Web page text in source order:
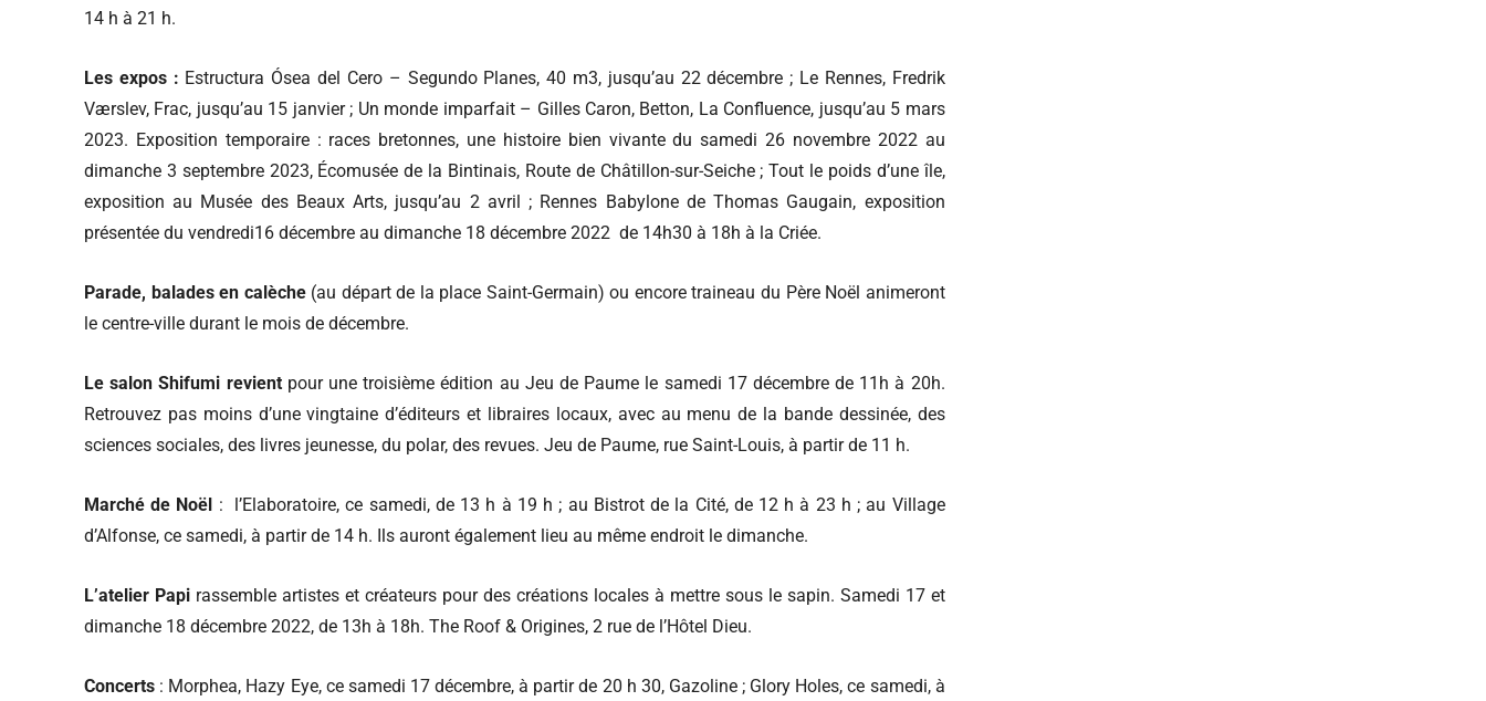
14 h à 21 h.
Les expos : Estructura Ósea del Cero – Segundo Planes, 40 m3, jusqu’au 22 décembre ; Le Rennes, Fredrik
Værslev, Frac, jusqu’au 15 janvier ; Un monde imparfait – Gilles Caron, Betton, La Confluence, jusqu’au 5 mars
2023. Exposition temporaire : races bretonnes, une histoire bien vivante du samedi 26 novembre 2022 au
dimanche 3 septembre 2023, Écomusée de la Bintinais, Route de Châtillon-sur-Seiche ; Tout le poids d’une île,
exposition au Musée des Beaux Arts, jusqu’au 2 avril ; Rennes Babylone de Thomas Gaugain, exposition
présentée du vendredi16 décembre au dimanche 18 décembre 2022 de 14h30 à 18h à la Criée.
Parade, balades en calèche(au départ de la place Saint-Germain) ou encore traineau du Père Noël animeront
le centre-ville durant le mois de décembre.
Le salon Shifumi revientpour une troisième édition au Jeu de Paume le samedi 17 décembre de 11h à 20h.
Retrouvez pas moins d’une vingtaine d’éditeurs et libraires locaux, avec au menu de la bande dessinée, des
sciences sociales, des livres jeunesse, du polar, des revues. Jeu de Paume, rue Saint-Louis, à partir de 11 h.
Marché de Noël : l’Elaboratoire, ce samedi, de 13 h à 19 h ; au Bistrot de la Cité, de 12 h à 23 h ; au Village
d’Alfonse, ce samedi, à partir de 14 h. Ils auront également lieu au même endroit le dimanche.
L’atelier Papirassemble artistes et créateurs pour des créations locales à mettre sous le sapin. Samedi 17 et
dimanche 18 décembre 2022, de 13h à 18h. The Roof & Origines, 2 rue de l’Hôtel Dieu.
Concerts : Morphea, Hazy Eye, ce samedi 17 décembre, à partir de 20 h 30, Gazoline ; Glory Holes, ce samedi, à